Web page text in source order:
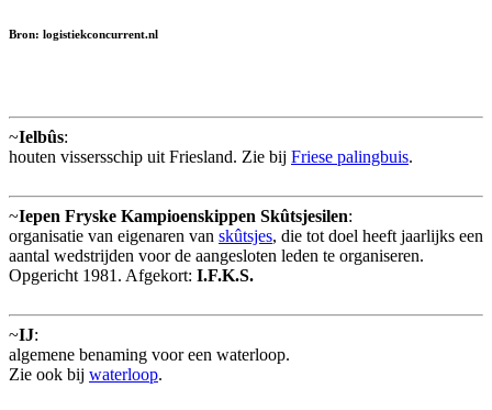
Bron: logistiekconcurrent.nl
~Ielbûs:
houten vissersschip uit Friesland. Zie bij Friese palingbuis.
~Iepen Fryske Kampioenskippen Skûtsjesilen:
organisatie van eigenaren van skûtsjes, die tot doel heeft jaarlijks een
aantal wedstrijden voor de aangesloten leden te organiseren.
Opgericht 1981. Afgekort: I.F.K.S.
~IJ:
algemene benaming voor een waterloop.
Zie ook bij waterloop.